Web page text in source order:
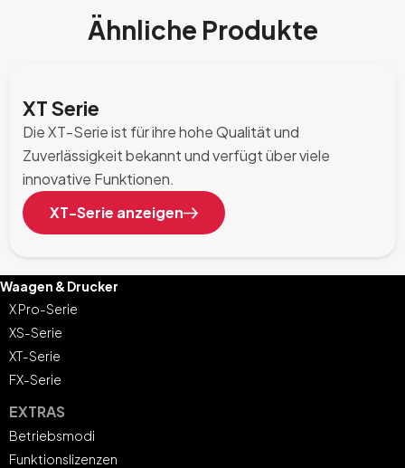
Ähnliche Produkte
XT Serie
Die XT-Serie ist für ihre hohe Qualität und
Zuverlässigkeit bekannt und verfügt über viele
innovative Funktionen.
XT-Serie anzeigen
Waagen & Drucker
X Pro-Serie
XS-Serie
XT-Serie
FX-Serie
EXTRAS
Betriebsmodi
Funktionslizenzen